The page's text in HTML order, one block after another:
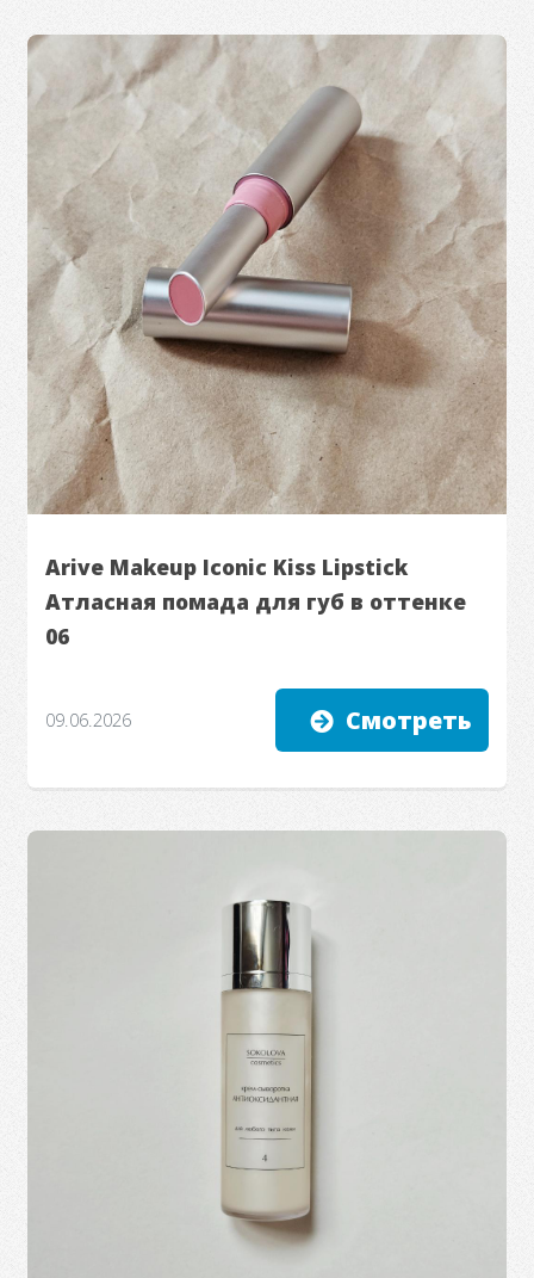
Arive Makeup Iconic Kiss Lipstick
Атласная помада для губ в оттенке
06
09.06.2026 Смотреть